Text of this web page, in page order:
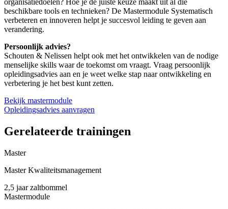
organisatiedoelen? Hoe je de juiste keuze maakt uit al die
beschikbare tools en technieken? De Mastermodule Systematisch
verbeteren en innoveren helpt je succesvol leiding te geven aan
verandering.
Persoonlijk advies?
Schouten & Nelissen helpt ook met het ontwikkelen van de nodige
menselijke skills waar de toekomst om vraagt. Vraag persoonlijk
opleidingsadvies aan en je weet welke stap naar ontwikkeling en
verbetering je het best kunt zetten.
Bekijk mastermodule
Opleidingsadvies aanvragen
Gerelateerde trainingen
Master
Master Kwaliteitsmanagement
2,5 jaarzaltbommel
Mastermodule